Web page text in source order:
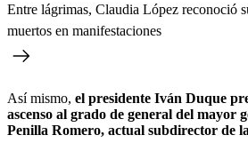
Entre lágrimas, Claudia López reconoció
muertos en manifestaciones
Así mismo, el presidente Iván Duque
ascenso al grado de general del mayor
Penilla Romero, actual subdirector de